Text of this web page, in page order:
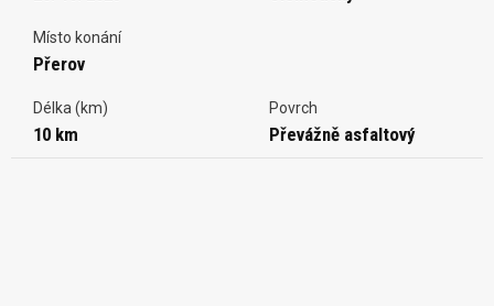
Místo konání
Přerov
Délka (km)
10 km
Povrch
Převážně asfaltový